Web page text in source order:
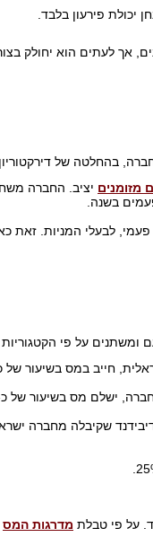
יכולת פירעון בלבד.
אך לעתים הוא יחולק
בהחלטה של
מזומנים יציב. החברה
בשנה.
פעמי, לבעלי המניות.
ומשתנים על פי
חייב במס בשיעור של כ-
שקיבלה מחברה
על פי טבלת מדרגות המס